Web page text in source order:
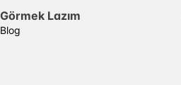
Görmek Lazım
Blog